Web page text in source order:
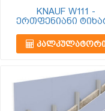
KNAUF W111 -
ერთფენიანი